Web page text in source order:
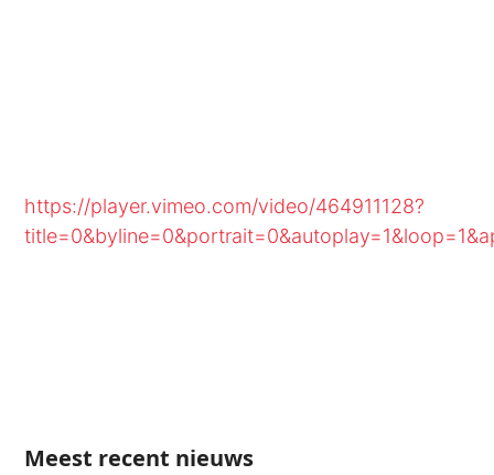
https://player.vimeo.com/video/464911128?
Meest recent nieuws